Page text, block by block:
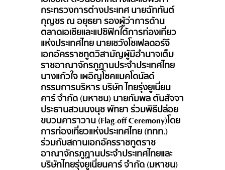
กระทรวงการต่างประเทศ นายฉัททันต์
กุญชร ณ อยุธยา รองผู้ว่าการด้าน
ตลาดเอเชียและแปซิฟิกใต้การท่องเที่ยว
แห่งประเทศไทย นายเชวังโชเฟลดอร์จี
เอกอัครราชทูตวิสามัญผู้มีอำนาจเต็ม
ราชอาณาจักรภูฏานประจำประเทศไทย
นางแก้วใจ เผอิญโชคแมคโดนัลด์
กรรมการบริหาร บริษัท ไทยรุ่งยูเนี่ยน
คาร์ จำกัด (มหาชน) นายกัมพล ตันสัจจา
ประธานสวนนงนุช พัทยา ร่วมพิธีปล่อย
ขบวนคาราวาน (Flag-off Ceremony)โดย
การท่องเที่ยวแห่งประเทศไทย (ททท.)
ร่วมกับสถานเอกอัครราชทูตราช
อาณาจักรภูฏานประจำประเทศไทยและ
บริษัทไทยรุ่งยูเนี่ยนคาร์ จำกัด (มหาชน)